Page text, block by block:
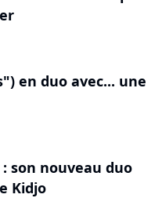
en duo avec... une
son nouveau duo
Kidjo